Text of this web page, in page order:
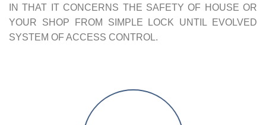
IN THAT IT CONCERNS THE SAFETY OF HOUSE OR
YOUR SHOP FROM SIMPLE LOCK UNTIL EVOLVED
SYSTEM OF ACCESS CONTROL.